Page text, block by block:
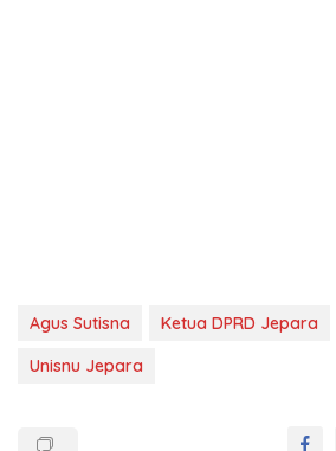
Agus Sutisna Ketua DPRD Jepara
Unisnu Jepara